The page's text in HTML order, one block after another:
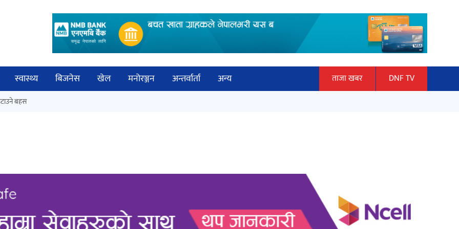
स्वास्थ्य बिजनेस खेल मनोरञ्जन अन्तर्वार्ता
अन्य
ताजा खबर DNF TV
अर्जुन चन्द्रको ‘संवेदनाका प्रतिध्वनि’
मुक्तकसङ्ग्रह लोकार्पण
बहस